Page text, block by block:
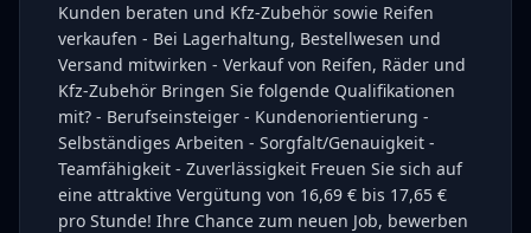
Kunden beraten und Kfz-Zubehör sowie Reifen
verkaufen - Bei Lagerhaltung, Bestellwesen und
Versand mitwirken - Verkauf von Reifen, Räder und
Kfz-Zubehör Bringen Sie folgende Qualifikationen
mit? - Berufseinsteiger - Kundenorientierung -
Selbständiges Arbeiten - Sorgfalt/Genauigkeit -
Teamfähigkeit - Zuverlässigkeit Freuen Sie sich auf
eine attraktive Vergütung von 16,69 € bis 17,65 €
pro Stunde! Ihre Chance zum neuen Job, bewerben